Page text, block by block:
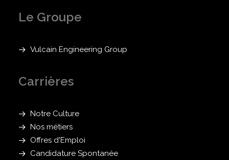
Le Groupe
Vulcain Engineering Group
Carrières
Notre Culture
Nos métiers
Offres d'Emploi
Candidature Spontanée